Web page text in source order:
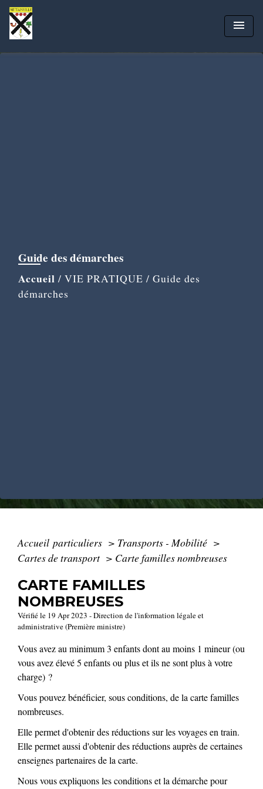
menu
Guide des démarches
Accueil / VIE PRATIQUE / Guide des
démarches
Accueil particuliers > Transports - Mobilité >
Cartes de transport > Carte familles nombreuses
CARTE FAMILLES
NOMBREUSES
Vérifié le 19 Apr 2023 - Direction de l'information légale et
administrative (Première ministre)
Vous avez au minimum 3 enfants dont au moins 1 mineur (ou
vous avez élevé 5 enfants ou plus et ils ne sont plus à votre
charge) ?
Vous pouvez bénéficier, sous conditions, de la carte familles
nombreuses.
Elle permet d'obtenir des réductions sur les voyages en train.
Elle permet aussi d'obtenir des réductions auprès de certaines
enseignes partenaires de la carte.
Nous vous expliquons les conditions et la démarche pour